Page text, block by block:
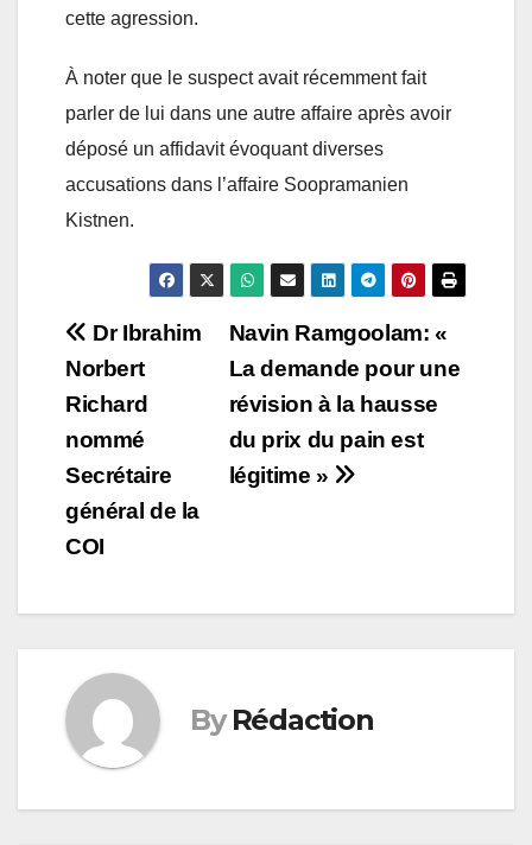
cette agression.
À noter que le suspect avait récemment fait
parler de lui dans une autre affaire après avoir
déposé un affidavit évoquant diverses
accusations dans l’affaire Soopramanien
Kistnen.
Post
navigation
Navin Ramgoolam: «
La demande pour une
révision à la hausse
du prix du pain est
légitime »
Dr Ibrahim
Norbert
Richard
nommé
Secrétaire
général de la
COI
By Rédaction